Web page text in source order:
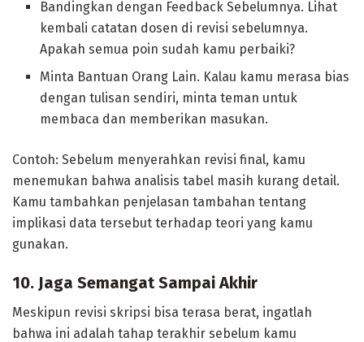
Bandingkan dengan Feedback Sebelumnya. Lihat
kembali catatan dosen di revisi sebelumnya.
Apakah semua poin sudah kamu perbaiki?
Minta Bantuan Orang Lain. Kalau kamu merasa bias
dengan tulisan sendiri, minta teman untuk
membaca dan memberikan masukan.
Contoh: Sebelum menyerahkan revisi final, kamu
menemukan bahwa analisis tabel masih kurang detail.
Kamu tambahkan penjelasan tambahan tentang
implikasi data tersebut terhadap teori yang kamu
gunakan.
10. Jaga Semangat Sampai Akhir
Meskipun revisi skripsi bisa terasa berat, ingatlah
bahwa ini adalah tahap terakhir sebelum kamu